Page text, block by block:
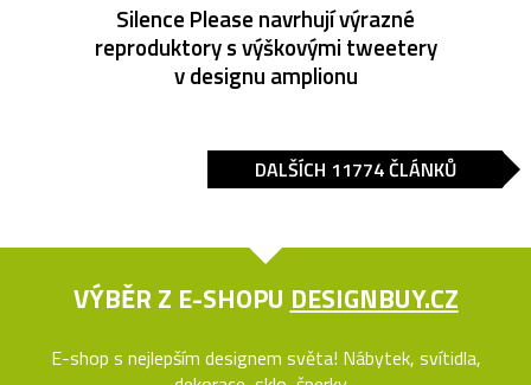
Silence Please navrhují výrazné
reproduktory s výškovými tweetery
v designu amplionu
DALŠÍCH 11774 ČLÁNKŮ
VÝBĚR Z E-SHOPU DESIGNBUY.CZ
E-shop s nejlepším designem světa! Nábytek, svítidla,